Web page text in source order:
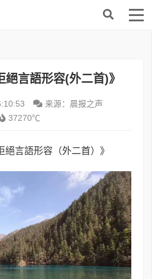
言語形容(外二首)》
来源：晨报之声
37270℃
絕言語形容（外二首）》